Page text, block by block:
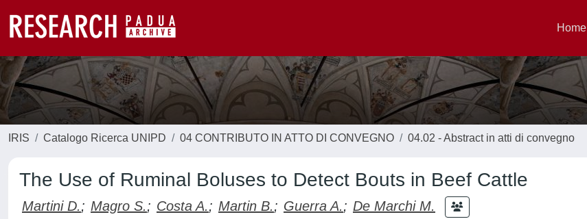
Home
IRIS Catalogo Ricerca UNIPD 04 CONTRIBUTO IN ATTO DI CONVEGNO 04.02 - Abstract in atti di convegno
The Use of Ruminal Boluses to Detect Bouts in Beef Cattle
Martini D.; Magro S.; Costa A.; Martin B.; Guerra A.; De Marchi M.